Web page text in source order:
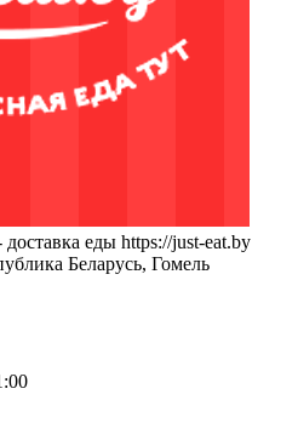
доставка еды https://just-eat.by
Беларусь, Гомель